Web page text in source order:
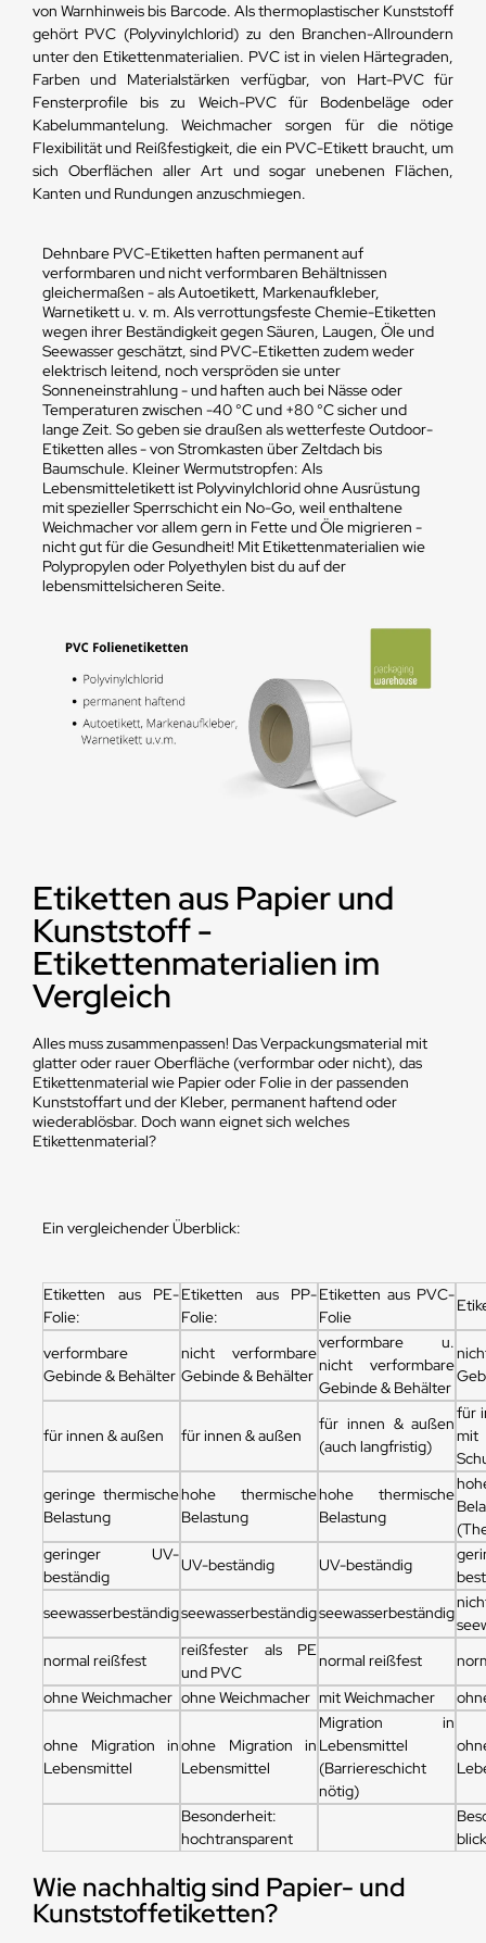
von Warnhinweis bis Barcode. Als thermoplastischer Kunststoff
gehört PVC (Polyvinylchlorid) zu den Branchen-Allroundern
unter den Etikettenmaterialien. PVC ist in vielen Härtegraden,
Farben und Materialstärken verfügbar, von Hart-PVC für
Fensterprofile bis zu Weich-PVC für Bodenbeläge oder
Kabelummantelung. Weichmacher sorgen für die nötige
Flexibilität und Reißfestigkeit, die ein PVC-Etikett braucht, um
sich Oberflächen aller Art und sogar unebenen Flächen,
Kanten und Rundungen anzuschmiegen.
Dehnbare PVC-Etiketten haften permanent auf
verformbaren und nicht verformbaren Behältnissen
gleichermaßen - als Autoetikett, Markenaufkleber,
Warnetikett u. v. m. Als verrottungsfeste Chemie-Etiketten
wegen ihrer Beständigkeit gegen Säuren, Laugen, Öle und
Seewasser geschätzt, sind PVC-Etiketten zudem weder
elektrisch leitend, noch verspröden sie unter
Sonneneinstrahlung - und haften auch bei Nässe oder
Temperaturen zwischen -40 °C und +80 °C sicher und
lange Zeit. So geben sie draußen als wetterfeste Outdoor-
Etiketten alles - von Stromkasten über Zeltdach bis
Baumschule. Kleiner Wermutstropfen: Als
Lebensmitteletikett ist Polyvinylchlorid ohne Ausrüstung
mit spezieller Sperrschicht ein No-Go, weil enthaltene
Weichmacher vor allem gern in Fette und Öle migrieren -
nicht gut für die Gesundheit! Mit Etikettenmaterialien wie
Polypropylen oder Polyethylen bist du auf der
lebensmittelsicheren Seite.
Etiketten aus Papier und
Kunststoff -
Etikettenmaterialien im
Vergleich
Alles muss zusammenpassen! Das Verpackungsmaterial mit
glatter oder rauer Oberfläche (verformbar oder nicht), das
Etikettenmaterial wie Papier oder Folie in der passenden
Kunststoffart und der Kleber, permanent haftend oder
wiederablösbar. Doch wann eignet sich welches
Etikettenmaterial?
Ein vergleichender Überblick:
Etiketten aus PE-
Folie:
Etiketten aus PP-
Folie:
Etiketten aus PVC-
Folie
verformbare
Gebinde & Behälter
nicht verformbare
Gebinde & Behälter
verformbare u.
nicht verformbare
Gebinde & Behälter
für innen & außen für innen & außen
für innen & außen
(auch langfristig)
für
mit
geringe thermische
Belastung
hohe thermische
Belastung
hohe thermische
Belastung
geringer UV-
beständig
UV-beständig UV-beständig
seewasserbeständigseewasserbeständigseewasserbeständig
normal reißfest
reißfester als PE
und PVC
normal reißfest
ohne Weichmacher ohne Weichmacher mit Weichmacher
ohne Migration in
Lebensmittel
ohne Migration in
Lebensmittel
Migration in
Lebensmittel
(Barriereschicht
nötig)
Besonderheit:
hochtransparent
Wie nachhaltig sind Papier- und
Kunststoffetiketten?